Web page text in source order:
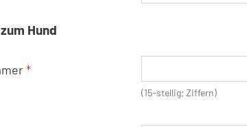
Hund
*
(15-stellig; Ziffern)